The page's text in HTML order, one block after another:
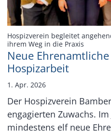
Hospizverein begleitet
ihrem Weg in die Praxis
Neue
Hospizarbeit
1. Apr. 2026
Der Hospizverein
engagierten Zuwachs.
mindestens elf neue